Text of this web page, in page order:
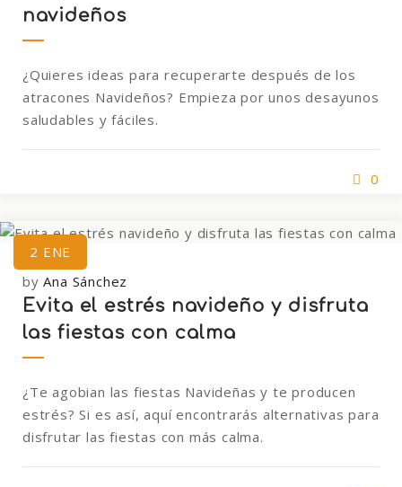
navideños
¿Quieres ideas para recuperarte después de los
atracones Navideños? Empieza por unos desayunos
saludables y fáciles.
0
2 ENE
byAna Sánchez
Evita el estrés navideño y disfruta
las fiestas con calma
¿Te agobian las fiestas Navideñas y te producen
estrés? Si es así, aquí encontrarás alternativas para
disfrutar las fiestas con más calma.